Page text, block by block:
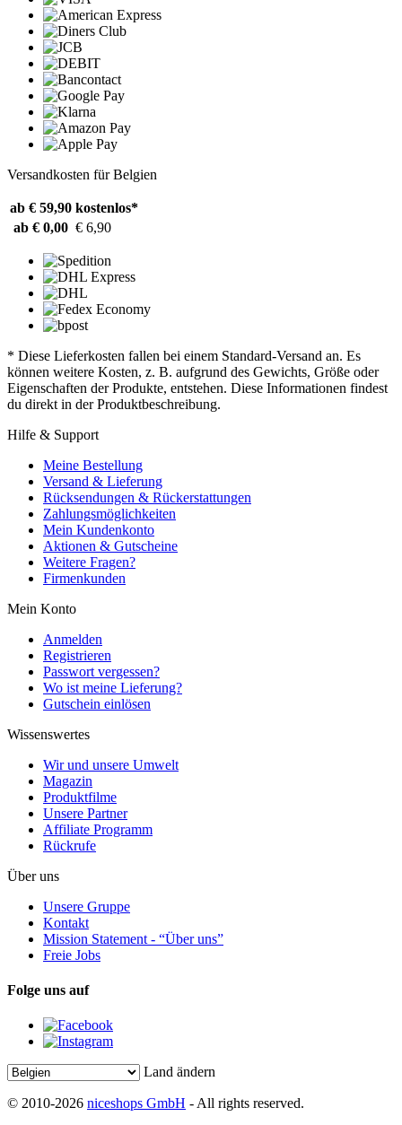
Versandkosten für Belgien
ab € 59,90 kostenlos*
ab € 0,00 € 6,90
* Diese Lieferkosten fallen bei einem Standard-Versand an. Es
können weitere Kosten, z. B. aufgrund des Gewichts, Größe oder
Eigenschaften der Produkte, entstehen. Diese Informationen findest
du direkt in der Produktbeschreibung.
Hilfe & Support
Meine Bestellung
Versand & Lieferung
Rücksendungen & Rückerstattungen
Zahlungsmöglichkeiten
Mein Kundenkonto
Aktionen & Gutscheine
Weitere Fragen?
Firmenkunden
Mein Konto
Anmelden
Registrieren
Passwort vergessen?
Wo ist meine Lieferung?
Gutschein einlösen
Wissenswertes
Wir und unsere Umwelt
Magazin
Produktfilme
Unsere Partner
Affiliate Programm
Rückrufe
Über uns
Unsere Gruppe
Kontakt
Mission Statement - “Über uns”
Freie Jobs
Folge uns auf
Land ändern
© 2010-2026 niceshops GmbH - All rights reserved.